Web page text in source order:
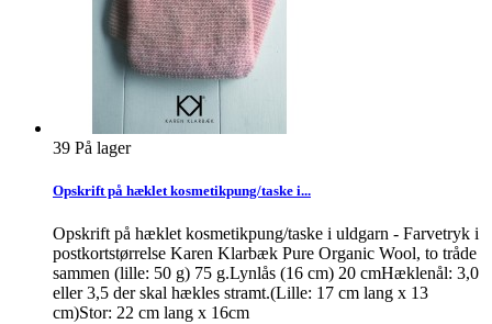
39 På lager
Opskrift på hæklet kosmetikpung/taske i...
Opskrift på hæklet kosmetikpung/taske i uldgarn - Farvetryk i
postkortstørrelse Karen Klarbæk Pure Organic Wool, to tråde
sammen (lille: 50 g) 75 g.Lynlås (16 cm) 20 cmHæklenål: 3,0
eller 3,5 der skal hækles stramt.(Lille: 17 cm lang x 13
cm)Stor: 22 cm lang x 16cm